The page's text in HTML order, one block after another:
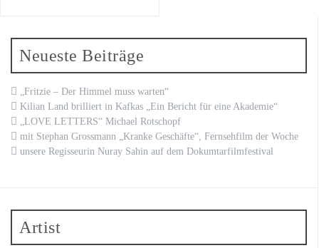
Neueste Beiträge
„Fritzie – Der Himmel muss warten“
Kilian Land brilliert in Kafkas „Ein Bericht für eine Akademie“
„LOVE LETTERS“ Michael Rotschopf
mit Stephan Grossmann „Kranke Geschäfte“, Fernsehfilm der Woche
unsere Regisseurin Nuray Sahin auf dem Dokumtarfilmfestival
Artist